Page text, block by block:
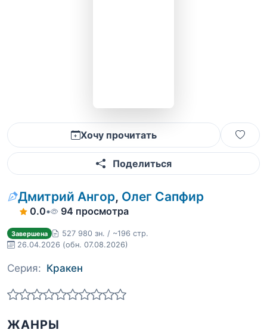
Хочу прочитать
Поделиться
Дмитрий Ангор, Олег Сапфир
0.0• 94 просмотра
Завершена
527 980 зн. / ~196 стр.
26.04.2026 (обн. 07.08.2026)
Серия: Кракен
ЖАНРЫ